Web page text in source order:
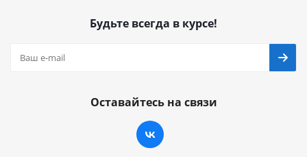
Будьте всегда в курсе!
Оставайтесь на связи